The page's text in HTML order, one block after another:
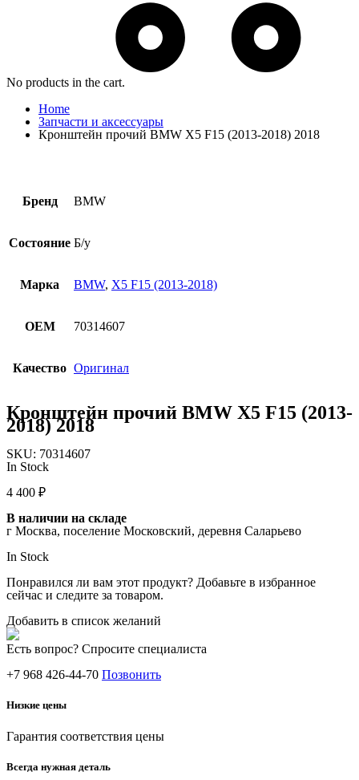
No products in the cart.
Home
Запчасти и аксессуары
Кронштейн прочий BMW X5 F15 (2013-2018) 2018
Бренд BMW
Состояние Б/у
Марка BMW, X5 F15 (2013-2018)
OEM 70314607
Качество Оригинал
Кронштейн прочий BMW X5 F15 (2013-
2018) 2018
SKU: 70314607
In Stock
4 400 ₽
В наличии на складе
г Москва, поселение Московский, деревня Саларьево
In Stock
Понравился ли вам этот продукт? Добавьте в избранное
сейчас и следите за товаром.
Добавить в список желаний
Есть вопрос? Спросите специалиста
+7 968 426-44-70 Позвонить
Низкие цены
Гарантия соответствия цены
Всегда нужная деталь